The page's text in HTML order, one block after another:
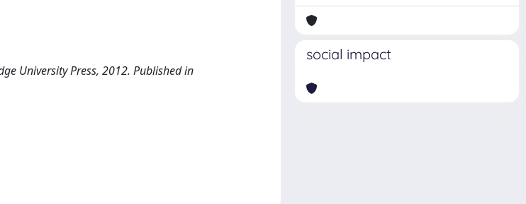
University Press, 2012. Published in
social impact